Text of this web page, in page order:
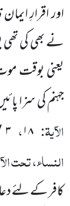
اور اقرارِ
نے بھی کی تھی
یعنی بوقت
جہنم کی سزا
الآیۃ: ۱۸، ۳ / ۶۶
النساء، تحت
کافر کے لئے